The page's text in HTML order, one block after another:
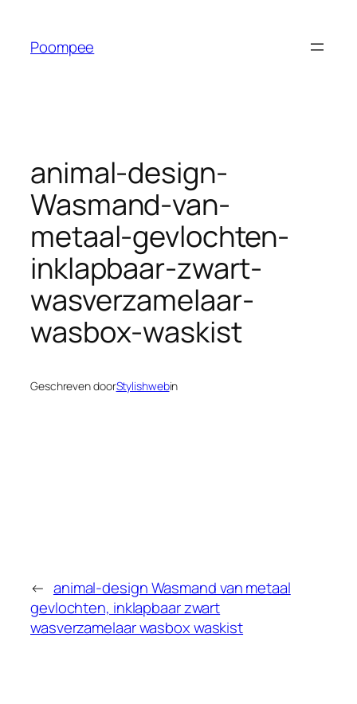
Poompee
animal-design-
Wasmand-van-
metaal-gevlochten-
inklapbaar-zwart-
wasverzamelaar-
wasbox-waskist
Geschreven doorStylishwebin
← animal-design Wasmand van metaal
gevlochten, inklapbaar zwart
wasverzamelaar wasbox waskist